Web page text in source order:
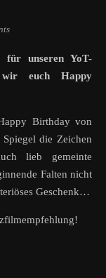
wir euch Happy
Birthday von
die Zeichen
lieb gemeinte
Falten nicht
Geschenk…